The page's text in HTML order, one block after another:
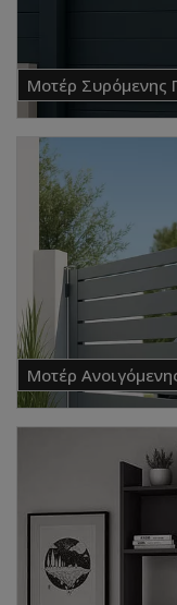
Μοτέρ Συρόμενης
Μοτέρ